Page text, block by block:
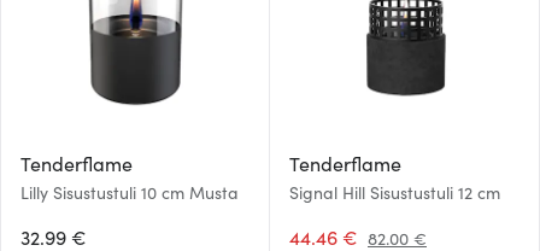
Tenderflame
Lilly Sisustustuli 10 cm Musta
32.99 €
Tenderflame
Signal Hill Sisustustuli 12 cm
44.46 € 82.00 €